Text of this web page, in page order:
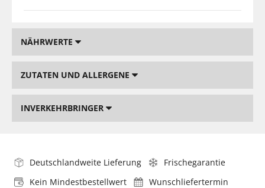
NÄHRWERTE
ZUTATEN UND ALLERGENE
INVERKEHRBRINGER
Deutschlandweite Lieferung
Frischegarantie
Kein Mindestbestellwert
Wunschliefertermin